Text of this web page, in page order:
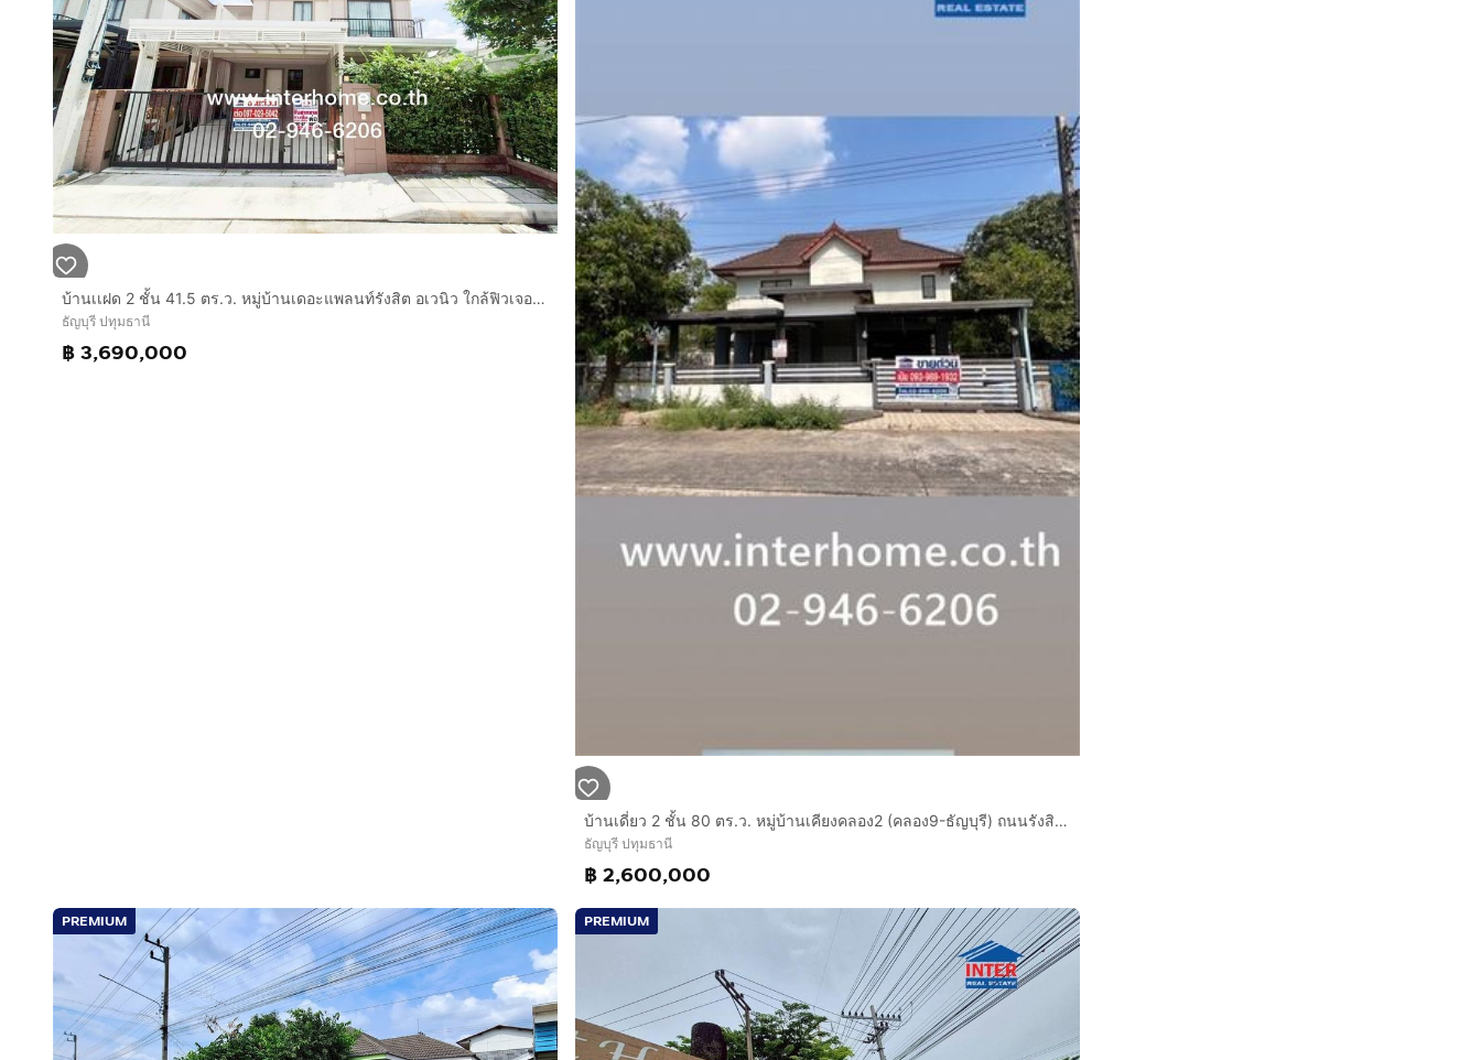
บ้านเเฝด 2 ชั้น 41.5 ตร.ว. หมู่บ้านเดอะแพลนท์รังสิต อเวนิว ใกล้ฟิวเจอร์พาร์ครังสิต ซอยรังสิต-นครนายก65 ถนนรังสิต-นครนายก ธัญบุรี ปทุมธานี
ธัญบุรี ปทุมธานี
฿ 3,690,000
บ้านเดี่ยว 2 ชั้น 80 ตร.ว. หมู่บ้านเคียงคลอง2 (คลอง9-ธัญบุรี) ถนนรังสิต-นครนายก ถนนกาญจนาภิเษก ธัญบุรี ปทุมธานี
ธัญบุรี ปทุมธานี
฿ 2,600,000
PREMIUM PREMIUM